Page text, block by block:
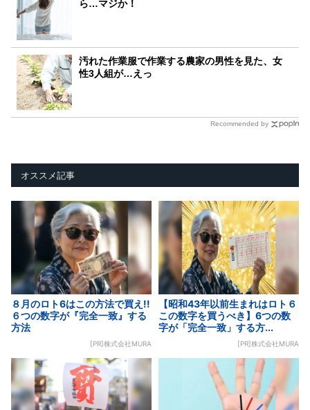
ら…マジか！
汚れた作業服で作業する農家の男性を見た、女
性3人組が…えっ
Recommended by
オススメ記事
８月のロト6はこの方法で買え!!
６つの数字が『完全一致』する
方法
[PR]株式会社MURA
【昭和43年以前生まれはロト６
この数字を買うべき】6つの数
字が「完全一致」する方...
[PR]株式会社MURA